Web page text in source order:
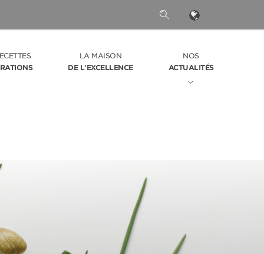
LA MAISON
DE L'EXCELLENCE
NOS
ACTUALITÉS